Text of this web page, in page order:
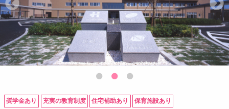
奨学金あり 充実の教育制度 住宅補助あり 保育施設あり